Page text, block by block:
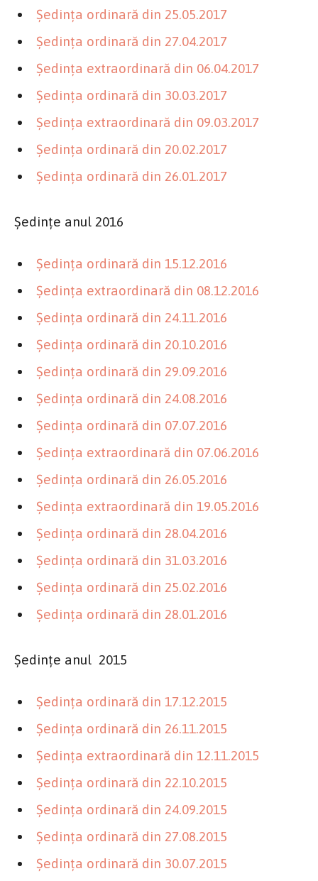
Şedinţa ordinară din 25.05.2017
Şedinţa ordinară din 27.04.2017
Şedinţa extraordinară din 06.04.2017
Şedinţa ordinară din 30.03.2017
Şedinţa extraordinară din 09.03.2017
Şedinţa ordinară din 20.02.2017
Şedinţa ordinară din 26.01.2017
Şedinţe anul 2016
Şedinţa ordinară din 15.12.2016
Şedinţa extraordinară din 08.12.2016
Şedinţa ordinară din 24.11.2016
Şedinţa ordinară din 20.10.2016
Şedinţa ordinară din 29.09.2016
Şedinţa ordinară din 24.08.2016
Şedinţa ordinară din 07.07.2016
Şedinţa extraordinară din 07.06.2016
Şedinţa ordinară din 26.05.2016
Şedinţa extraordinară din 19.05.2016
Şedinţa ordinară din 28.04.2016
Şedinţa ordinară din 31.03.2016
Şedinţa ordinară din 25.02.2016
Şedinţa ordinară din 28.01.2016
Şedinţe anul 2015
Şedinţa ordinară din 17.12.2015
Şedinţa ordinară din 26.11.2015
Şedinţa extraordinară din 12.11.2015
Şedinţa ordinară din 22.10.2015
Şedinţa ordinară din 24.09.2015
Şedinţa ordinară din 27.08.2015
Şedinţa ordinară din 30.07.2015